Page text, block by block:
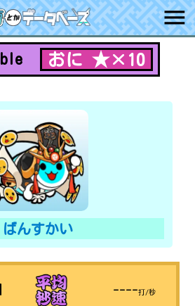
おに ★×10
ばんすかい
----打/秒